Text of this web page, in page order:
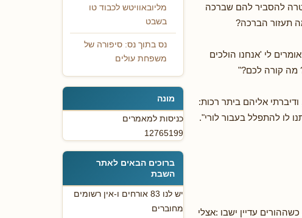
להסביר להם שברכה
תעזור הברכה?
לי 'אנחנו הולכים
מה קורה לכם?"
אליהם ביתר רכות:
לו להתפלל בעבור לורי".
עדיין ישבו :אצלי
מליובאוויטש לכבוד טו
בשבט
נס בתוך נס: סיפורה של
משפחת עולים
מונה
כניסות למאמרים
12765199
ברוכים הבאים לאתר
השבת
יש לנו 83 אורחים ו-אין רשומים
מחוברים